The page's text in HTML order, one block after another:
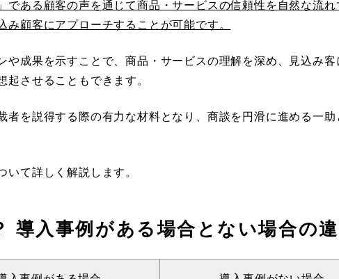
である顧客の声を通じて商品・サービスの信頼性を自然な流れ
顧客にアプローチすることが可能です。
や成果を示すことで、商品・サービスの理解を深め、見込み客
起させることもできます。
者を説得する際の有力な材料となり、商談を円滑に進める一助
いて詳しく解説します。
導入事例がある場合とない場合の